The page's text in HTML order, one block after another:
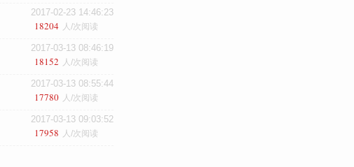
2017-02-23 14:46:23
18204 人/次阅读
2017-03-13 08:46:19
18152 人/次阅读
2017-03-13 08:55:44
17780 人/次阅读
2017-03-13 09:03:52
17958 人/次阅读